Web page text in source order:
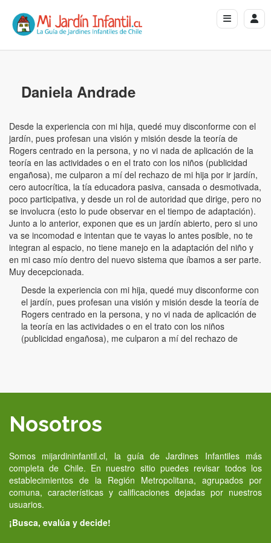
Daniela Andrade
Desde la experiencia con mi hija, quedé muy disconforme con el
jardín, pues profesan una visión y misión desde la teoría de
Rogers centrado en la persona, y no vi nada de aplicación de la
teoría en las actividades o en el trato con los niños (publicidad
engañosa), me culparon a mí del rechazo de mi hija por ir jardín,
cero autocrítica, la tía educadora pasiva, cansada o desmotivada,
poco participativa, y desde un rol de autoridad que dirige, pero no
se involucra (esto lo pude observar en el tiempo de adaptación).
Junto a lo anterior, exponen que es un jardín abierto, pero si uno
va se incomodad e intentan que te vayas lo antes posible, no te
integran al espacio, no tiene manejo en la adaptación del niño y
en mi caso mío dentro del nuevo sistema que íbamos a ser parte.
Muy decepcionada.
Desde la experiencia con mi hija, quedé muy disconforme con
el jardín, pues profesan una visión y misión desde la teoría de
Rogers centrado en la persona, y no vi nada de aplicación de
la teoría en las actividades o en el trato con los niños
(publicidad engañosa), me culparon a mí del rechazo de
Nosotros
Somos mijardininfantil.cl, la guía de Jardines Infantiles más
completa de Chile. En nuestro sitio puedes revisar todos los
establecimientos de la Región Metropolitana, agrupados por
comuna, características y calificaciones dejadas por nuestros
usuarios.
¡Busca, evalúa y decide!